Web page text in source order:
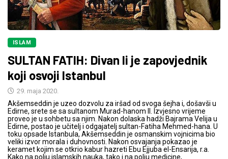
ISLAM
SULTAN FATIH: Divan li je zapovjednik
koji osvoji Istanbul
29. maja 2020.
Akšemseddin je uzeo dozvolu za iršad od svoga šejha i, došavši u
Edirne, srete se sa sultanom Murad-hanom II. Izvjesno vrijeme
proveo je u sohbetu sa njim. Nakon dolaska hadži Bajrama Velija u
Edirne, postao je učitelj i odgajatelj sultan-Fatiha Mehmed-hana. U
toku opsade Istanbula, Akšemseddin je osmanskim vojnicima bio
veliki izvor morala i duhovnosti. Nakon osvajanja pokazao je
keramet kojim se otkrio kabur hazreti Ebu Ejjuba el-Ensarija, r.a.
Kako na polju islamskih nauka, tako i na polju medicine,